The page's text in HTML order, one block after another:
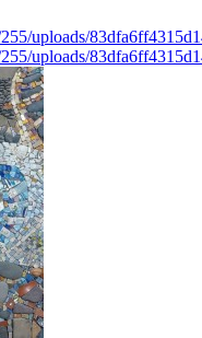
uploads/
uploads/